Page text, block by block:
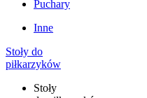
Puchary
Inne
Stoły do
piłkarzyków
Stoły